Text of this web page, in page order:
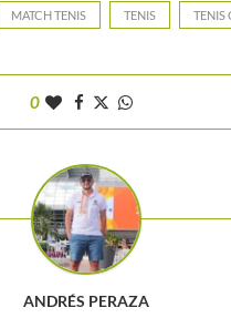
MATCH TENIS TENIS TENIS
0
ANDRÉS PERAZA